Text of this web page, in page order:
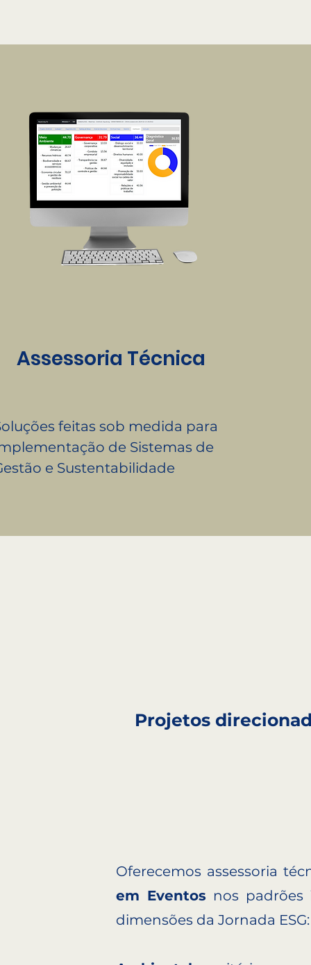
Assessoria Técnica
feitas sob medida para
de Sistemas de
e Sustentabilidade
Projetos
Oferecemos assessoria
em Eventos nos
dimensões da Jornada ESG: